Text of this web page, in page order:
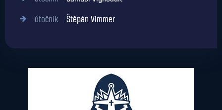
útočník Štěpán Vimmer